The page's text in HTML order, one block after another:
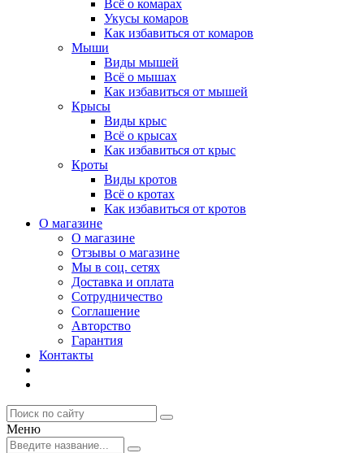
Всё о комарах
Укусы комаров
Как избавиться от комаров
Мыши
Виды мышей
Всё о мышах
Как избавиться от мышей
Крысы
Виды крыс
Всё о крысах
Как избавиться от крыс
Кроты
Виды кротов
Всё о кротах
Как избавиться от кротов
О магазине
О магазине
Отзывы о магазине
Мы в соц. сетях
Доставка и оплата
Сотрудничество
Соглашение
Авторство
Гарантия
Контакты
Меню